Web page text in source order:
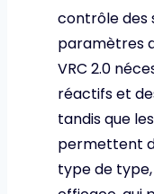
contrôle des
paramètres
VRC 2.0
réactifs et
tandis que
permettent
type de